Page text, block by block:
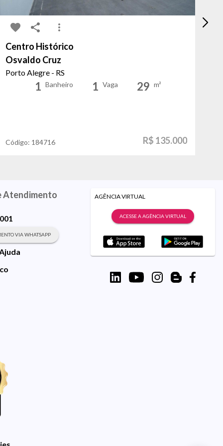
Centro Histórico
Osvaldo Cruz
Porto Alegre - RS
1 Banheiro 1 Vaga 29 m²
Código: 184716 R$ 135.000
Atendimento
VIA WHATSAPP
AGÊNCIA VIRTUAL
ACESSE A AGÊNCIA VIRTUAL